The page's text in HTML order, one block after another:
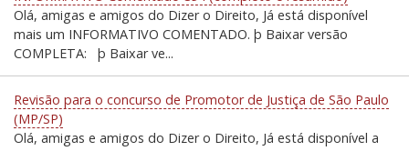
Olá, amigas e amigos do Dizer o Direito, Já está disponível
mais um INFORMATIVO COMENTADO. þ Baixar versão
COMPLETA: þ Baixar ve...
Revisão para o concurso de Promotor de Justiça de São Paulo
(MP/SP)
Olá, amigas e amigos do Dizer o Direito, Já está disponível a